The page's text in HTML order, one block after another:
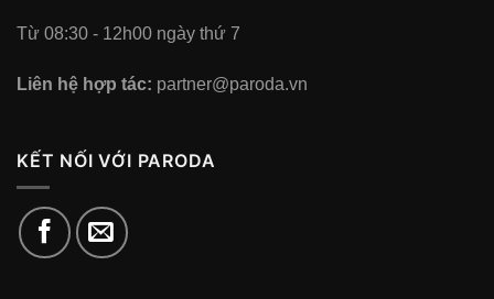
Từ 08:30 - 12h00 ngày thứ 7
Liên hệ hợp tác: partner@paroda.vn
KẾT NỐI VỚI PARODA